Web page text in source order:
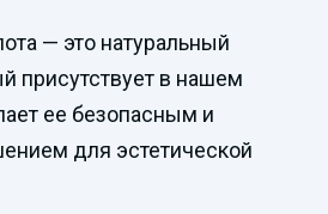
— это натуральный
присутствует в нашем
ее безопасным и
для эстетической